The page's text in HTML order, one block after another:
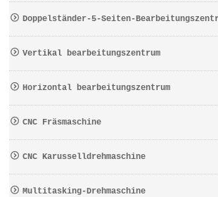
Doppelständer-5-Seiten-
Vertikal bearbeitungszentrum
Horizontal bearbeitungszentrum
CNC Fräsmaschine
CNC Karusselldrehmaschine
Multitasking-Drehmaschine